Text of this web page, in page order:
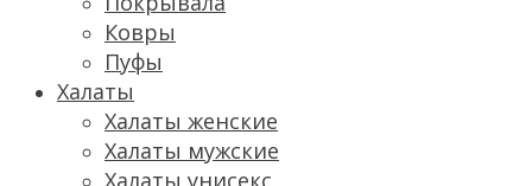
Ковры
Пуфы
Халаты
Халаты женские
Халаты мужские
Халаты унисекс